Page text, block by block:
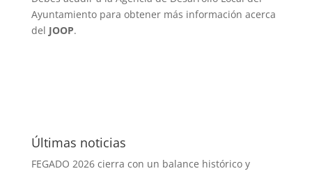
Ayuntamiento para obtener más información acerca
del JOOP.
Últimas noticias
FEGADO 2026 cierra con un balance histórico y